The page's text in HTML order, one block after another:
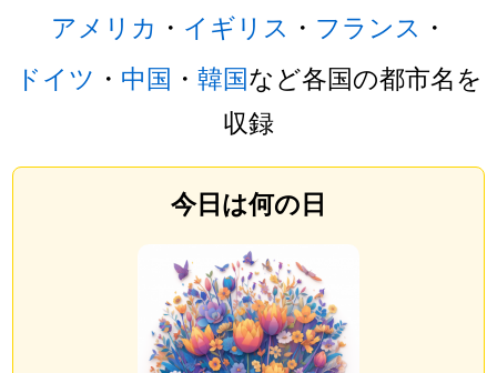
アメリカ ・ イギリス ・ フランス ・
ドイツ ・ 中国 ・ 韓国など各国の都市名を
収録
今日は何の日